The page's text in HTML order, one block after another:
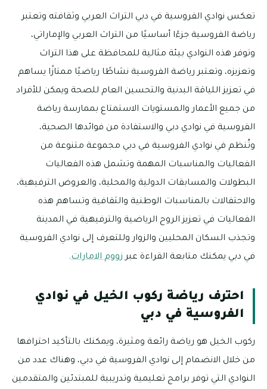
تعكس نوادي الفروسية في دبي التراث العربي وثقافته وتعتبر
رياضة الفروسية جزءًا أساسيًا من التراث العربي والإماراتي،
وتوفر هذه النوادي بيئة مثالية للمحافظة على هذا التراث
وتعزيزه، وتعتبر رياضة الفروسية نشاطًا رياضيًا ممتازًا يساهم
في تعزيز اللياقة البدنية والتحسين العام للصحة ويمكن للأفراد
من جميع الأعمار والمستويات الاستمتاع بممارسة رياضة
الفروسية في نوادي دبي والاستفادة من فوائدها الصحية،
وتُنظم في نوادي الفروسية في دبي مجموعة متنوعة من
الفعاليات والمناسبات المهمة وتشمل هذه الفعاليات
البطولات والمسابقات الدولية والمحلية، والعروض الترفيهية،
والاحتفالات بالمناسبات الوطنية والثقافية وتساهم هذه
الفعاليات في تعزيز الروح الرياضية والترفيهية في المدينة
وتجذب السكان المحليين والزوار وللتعرف إلى نوادي الفروسية
في دبي يمكنك متابعة القراءة عبر زووم الامارات.
احترف رياضة ركوب الخيل في نوادي
الفروسية في دبي
ركوب الخيل هو رياضة رائعة ومثيرة، ويمكنك بالتأكيد احترافها
من خلال الانضمام إلى نوادي الفروسية في دبي، وهناك عدد من
النوادي التي توفر برامج تعليمية وتدريبية للمبتدئين والمتقدمين